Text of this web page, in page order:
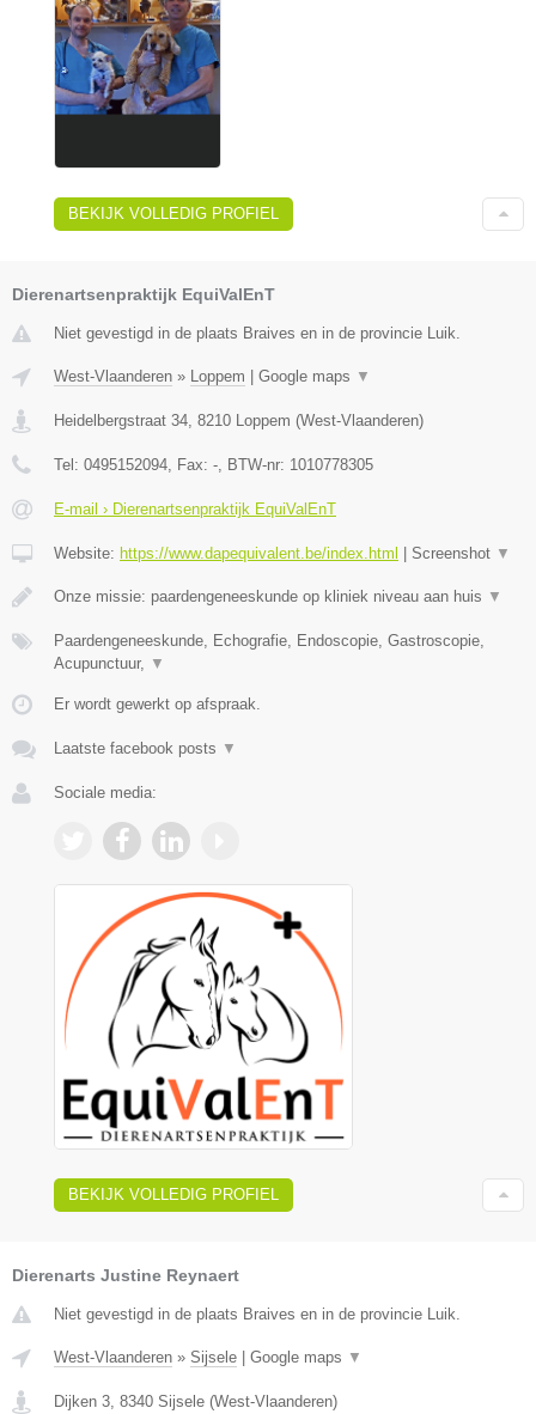
BEKIJK VOLLEDIG PROFIEL
Dierenartsenpraktijk EquiValEnT
Niet gevestigd in de plaats Braives en in de provincie Luik.
West-Vlaanderen » Loppem | Google maps ▼
Heidelbergstraat 34 8210 Loppem (West-Vlaanderen)
Tel: 0495152094 , Fax: - , BTW-nr: 1010778305
E-mail › Dierenartsenpraktijk EquiValEnT
Website: https://www.dapequivalent.be/index.html | Screenshot ▼
Onze missie: paardengeneeskunde op kliniek niveau aan huis ▼
Paardengeneeskunde, Echografie, Endoscopie, Gastroscopie,
Acupunctuur,
▼
Er wordt gewerkt op afspraak.
Laatste facebook posts ▼
Sociale media:
BEKIJK VOLLEDIG PROFIEL
Dierenarts Justine Reynaert
Niet gevestigd in de plaats Braives en in de provincie Luik.
West-Vlaanderen » Sijsele Google maps ▼
Dijken 3 8340 Sijsele (West-Vlaanderen)